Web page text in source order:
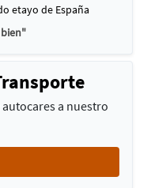
etayo de España
a nuestro